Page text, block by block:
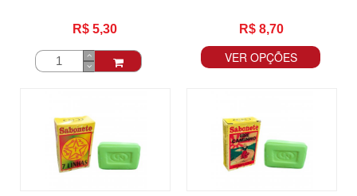
R$ 5,30 R$ 8,70
VER OPÇÕES